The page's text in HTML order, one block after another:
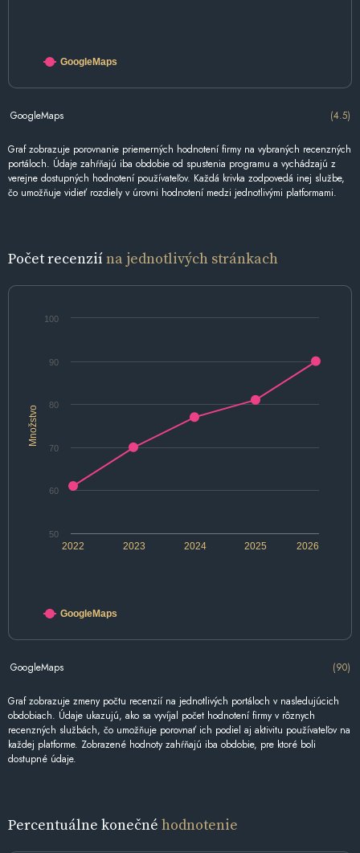
GoogleMaps
GoogleMaps (4.5)
Graf zobrazuje porovnanie priemerných hodnotení firmy na vybraných recenzných
portáloch. Údaje zahŕňajú iba obdobie od spustenia programu a vychádzajú z
verejne dostupných hodnotení používateľov. Každá krivka zodpovedá inej službe,
čo umožňuje vidieť rozdiely v úrovni hodnotení medzi jednotlivými platformami.
Počet recenziína jednotlivých stránkach
Množstvo
2022 2024 2026
2023 2025
60
70
80
90
50
100
GoogleMaps
GoogleMaps (90)
Graf zobrazuje zmeny počtu recenzií na jednotlivých portáloch v nasledujúcich
obdobiach. Údaje ukazujú, ako sa vyvíjal počet hodnotení firmy v rôznych
recenzných službách, čo umožňuje porovnať ich podiel aj aktivitu používateľov na
každej platforme. Zobrazené hodnoty zahŕňajú iba obdobie, pre ktoré boli
dostupné údaje.
Percentuálne konečné hodnotenie